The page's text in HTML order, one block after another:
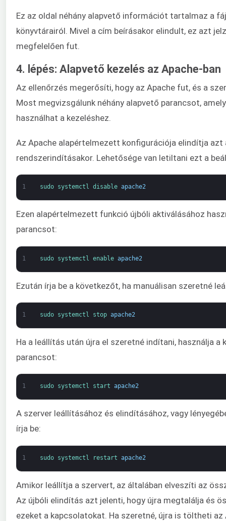
Ez az oldal néhány alapvető információt tartalmaz a
könyvtárairól. Mivel a cím beírásakor elindult, ez azt
megfelelően fut.
4. lépés: Alapvető kezelés az Apache-ban
Az ellenőrzés megerősíti, hogy az Apache fut, és a
Most megvizsgálunk néhány alapvető parancsot,
használhat a kezeléshez.
Az Apache alapértelmezett konfigurációja elindítja azt
rendszerindításakor. Lehetősége van letiltani ezt a
1 sudo systemctl disable apache2
Ezen alapértelmezett funkció újbóli aktiválásához
parancsot:
1 sudo systemctl enable apache2
Ezután írja be a következőt, ha manuálisan szeretné
1 sudo systemctl stop apache2
Ha a leállítás után újra el szeretné indítani, használja a
parancsot:
1 sudo systemctl start apache2
A szerver leállításához és elindításához, vagy
írja be:
1 sudo systemctl restart apache2
Amikor leállítja a szervert, az általában elveszíti az
Az újbóli elindítás azt jelenti, hogy újra megtalálja és
ezeket a kapcsolatokat. Ha szeretné, újra is töltheti az